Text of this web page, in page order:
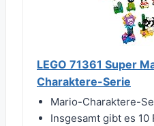
LEGO 71361 Super
Charaktere-Serie
Mario-Charaktere-
Insgesamt gibt es 10